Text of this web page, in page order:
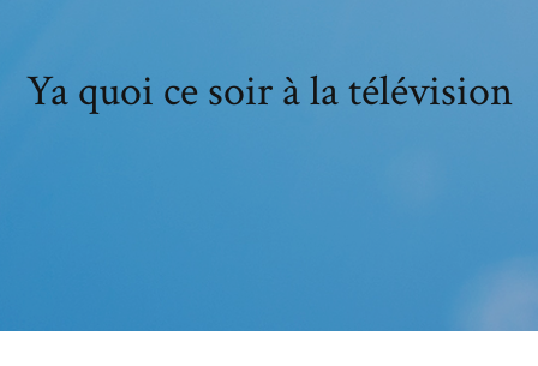
Ya quoi ce soir à la télévision